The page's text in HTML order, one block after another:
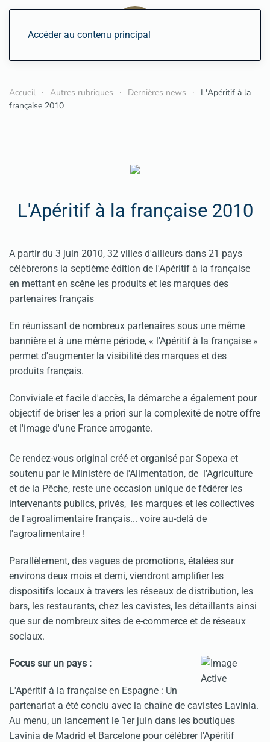
Accéder au contenu principal
Accueil Autres rubriques Dernières news
L'Apéritif à la
française 2010
L'Apéritif à la française 2010
A partir du 3 juin 2010, 32 villes d'ailleurs dans 21 pays
célèbrerons la septième édition de l'Apéritif à la française
en mettant en scène les produits et les marques des
partenaires français
En réunissant de nombreux partenaires sous une même
bannière et à une même période, « l'Apéritif à la française »
permet d'augmenter la visibilité des marques et des
produits français.
Conviviale et facile d'accès, la démarche a également pour
objectif de briser les a priori sur la complexité de notre offre
et l'image d'une France arrogante.
Ce rendez-vous original créé et organisé par Sopexa et
soutenu par le Ministère de l'Alimentation, de l'Agriculture
et de la Pêche, reste une occasion unique de fédérer les
intervenants publics, privés, les marques et les collectives
de l'agroalimentaire français... voire au-delà de
l'agroalimentaire !
Parallèlement, des vagues de promotions, étalées sur
environs deux mois et demi, viendront amplifier les
dispositifs locaux à travers les réseaux de distribution, les
bars, les restaurants, chez les cavistes, les détaillants ainsi
que sur de nombreux sites de e-commerce et de réseaux
sociaux.
Focus sur un pays :
L'Apéritif à la française en Espagne : Un
partenariat a été conclu avec la chaîne de cavistes Lavinia.
Au menu, un lancement le 1er juin dans les boutiques
Lavinia de Madrid et Barcelone pour célébrer l'Apéritif